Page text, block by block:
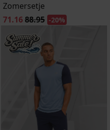
Zomersetje
71.1688.95 -20%